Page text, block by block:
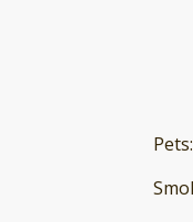
Pets: